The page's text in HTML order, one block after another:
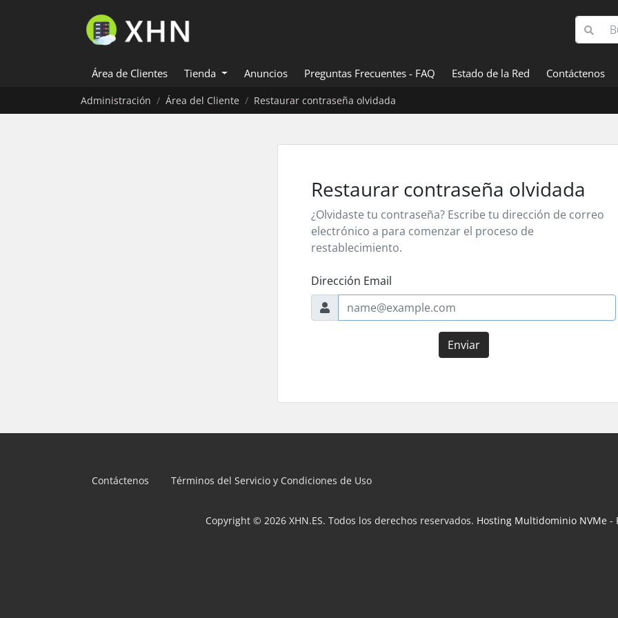
Área de Clientes Tienda Anuncios Preguntas Frecuentes - FAQ Estado de la Red Contáctenos
Administración Área del Cliente Restaurar contraseña olvidada
Restaurar contraseña olvidada
¿Olvidaste tu contraseña? Escribe tu dirección de correo
electrónico a para comenzar el proceso de
restablecimiento.
Dirección Email
Enviar
Contáctenos Términos del Servicio y Condiciones de Uso
Copyright © 2026 XHN.ES. Todos los derechos reservados. Hosting Multidominio NVMe -